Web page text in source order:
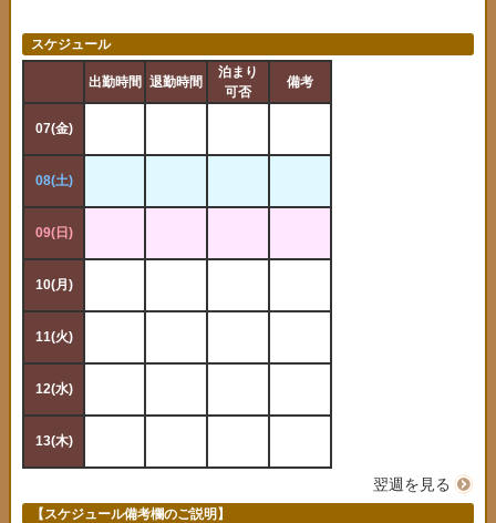
スケジュール
出勤時間 退勤時間
泊まり
可否
備考
07(金)
08(土)
09(日)
10(月)
11(火)
12(水)
13(木)
翌週を見る
【スケジュール備考欄のご説明】